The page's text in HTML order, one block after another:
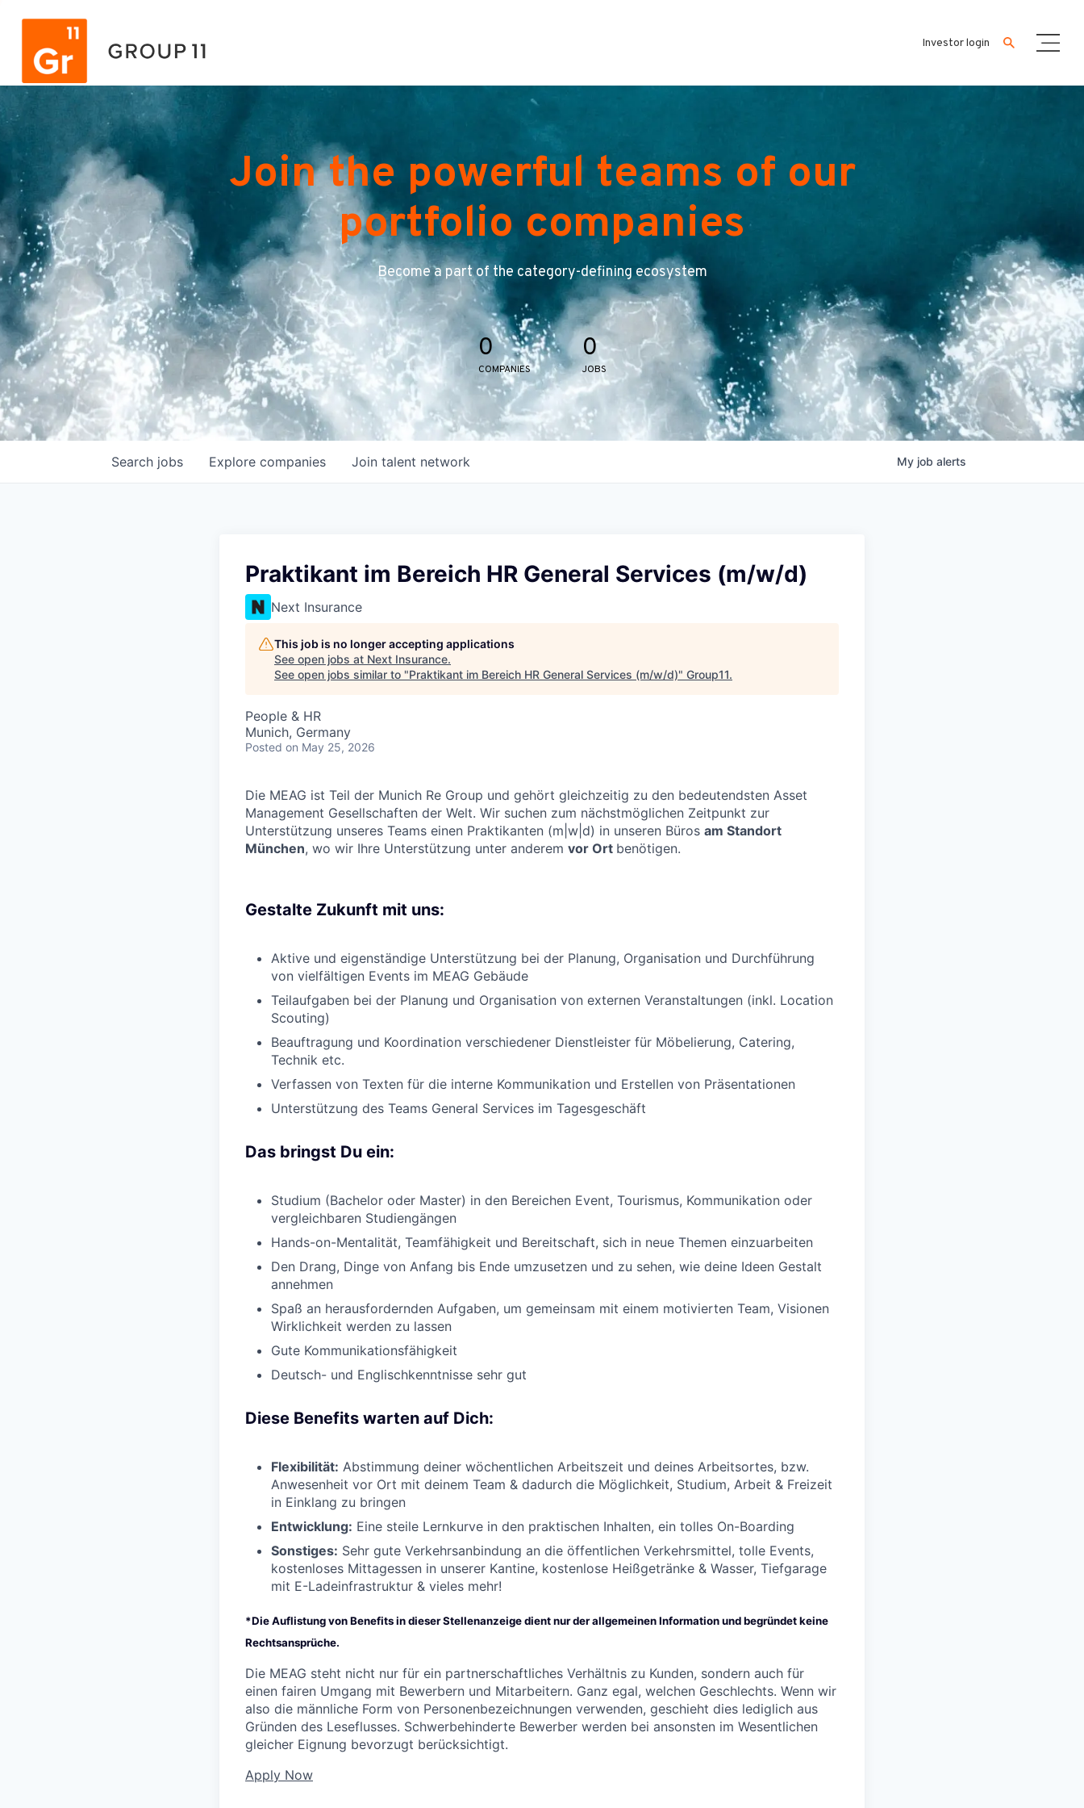
Investor login
Join the powerful teams of our
portfolio companies
Become a part of the category-defining ecosystem
0
COMPANIES
0
JOBS
Search jobs Explore companies Join talent network My job alerts
Praktikant im Bereich HR General Services (m/w/d)
Next Insurance
This job is no longer accepting applications
See open jobs at Next Insurance.
See open jobs similar to "Praktikant im Bereich HR General Services (m/w/d)" Group11.
People & HR
Munich, Germany
Posted on May 25, 2026
Die MEAG ist Teil der Munich Re Group und gehört gleichzeitig zu den bedeutendsten Asset
Management Gesellschaften der Welt. Wir suchen zum nächstmöglichen Zeitpunkt zur
Unterstützung unseres Teams einen Praktikanten (m|w|d) in unseren Büros am Standort
München, wo wir Ihre Unterstützung unter anderem vor Ort benötigen.
Gestalte Zukunft mit uns:
Aktive und eigenständige Unterstützung bei der Planung, Organisation und Durchführung
von vielfältigen Events im MEAG Gebäude
Teilaufgaben bei der Planung und Organisation von externen Veranstaltungen (inkl. Location
Scouting)
Beauftragung und Koordination verschiedener Dienstleister für Möbelierung, Catering,
Technik etc.
Verfassen von Texten für die interne Kommunikation und Erstellen von Präsentationen
Unterstützung des Teams General Services im Tagesgeschäft
Das bringst Du ein:
Studium (Bachelor oder Master) in den Bereichen Event, Tourismus, Kommunikation oder
vergleichbaren Studiengängen
Hands-on-Mentalität, Teamfähigkeit und Bereitschaft, sich in neue Themen einzuarbeiten
Den Drang, Dinge von Anfang bis Ende umzusetzen und zu sehen, wie deine Ideen Gestalt
annehmen
Spaß an herausfordernden Aufgaben, um gemeinsam mit einem motivierten Team, Visionen
Wirklichkeit werden zu lassen
Gute Kommunikationsfähigkeit
Deutsch- und Englischkenntnisse sehr gut
Diese Benefits warten auf Dich:
Flexibilität: Abstimmung deiner wöchentlichen Arbeitszeit und deines Arbeitsortes, bzw.
Anwesenheit vor Ort mit deinem Team & dadurch die Möglichkeit, Studium, Arbeit & Freizeit
in Einklang zu bringen
Entwicklung: Eine steile Lernkurve in den praktischen Inhalten, ein tolles On-Boarding
Sonstiges: Sehr gute Verkehrsanbindung an die öffentlichen Verkehrsmittel, tolle Events,
kostenloses Mittagessen in unserer Kantine, kostenlose Heißgetränke & Wasser, Tiefgarage
mit E-Ladeinfrastruktur & vieles mehr!
*Die Auflistung von Benefits in dieser Stellenanzeige dient nur der allgemeinen Information und begründet keine
Rechtsansprüche.
Die MEAG steht nicht nur für ein partnerschaftliches Verhältnis zu Kunden, sondern auch für
einen fairen Umgang mit Bewerbern und Mitarbeitern. Ganz egal, welchen Geschlechts. Wenn wir
also die männliche Form von Personenbezeichnungen verwenden, geschieht dies lediglich aus
Gründen des Leseflusses. Schwerbehinderte Bewerber werden bei ansonsten im Wesentlichen
gleicher Eignung bevorzugt berücksichtigt.
Apply Now